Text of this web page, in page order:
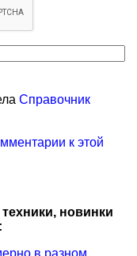
Справочник
к этой
новинки
в разном